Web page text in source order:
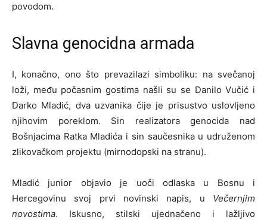
povodom.
Slavna genocidna armada
I, konačno, ono što prevazilazi simboliku: na svečanoj
loži, među počasnim gostima našli su se Danilo Vučić i
Darko Mladić, dva uzvanika čije je prisustvo uslovljeno
njihovim poreklom. Sin realizatora genocida nad
Bošnjacima Ratka Mladića i sin saučesnika u udruženom
zlikovačkom projektu (mirnodopski na stranu).
Mladić junior objavio je uoči odlaska u Bosnu i
Hercegovinu svoj prvi novinski napis, u Večernjim
novostima. Iskusno, stilski ujednačeno i lažljivo